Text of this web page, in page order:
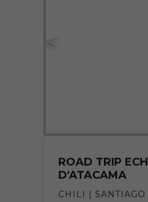
ROAD TRIP
D'ATACAMA
CHILI | SANTIAGO